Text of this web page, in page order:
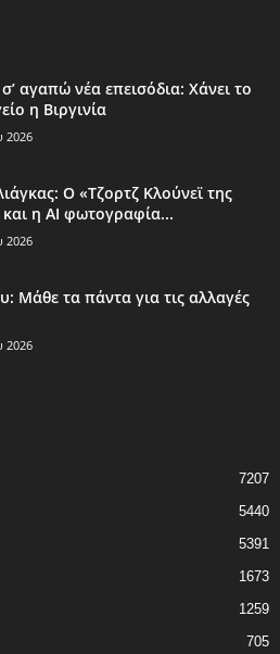
αγαπώ νέα επεισόδια: Χάνει το
η Βιργινία
2026
Ο «Τζορτζ Κλούνεϊ της
και η AI φωτογραφία...
2026
Μάθε τα πάντα για τις αλλαγές
2026
7207
5440
5391
1673
1259
705